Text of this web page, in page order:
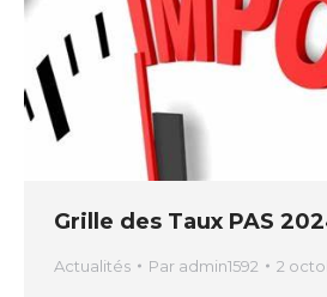
Grille des Taux PAS
Actualités Par admin1592 2